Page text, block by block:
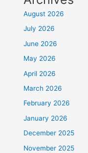
August 2026
July 2026
June 2026
May 2026
April 2026
March 2026
February 2026
January 2026
December 2025
November 2025